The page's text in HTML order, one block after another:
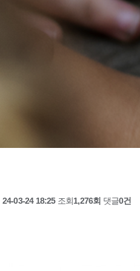
24-03-24 18:25조회1,276회 댓글0건